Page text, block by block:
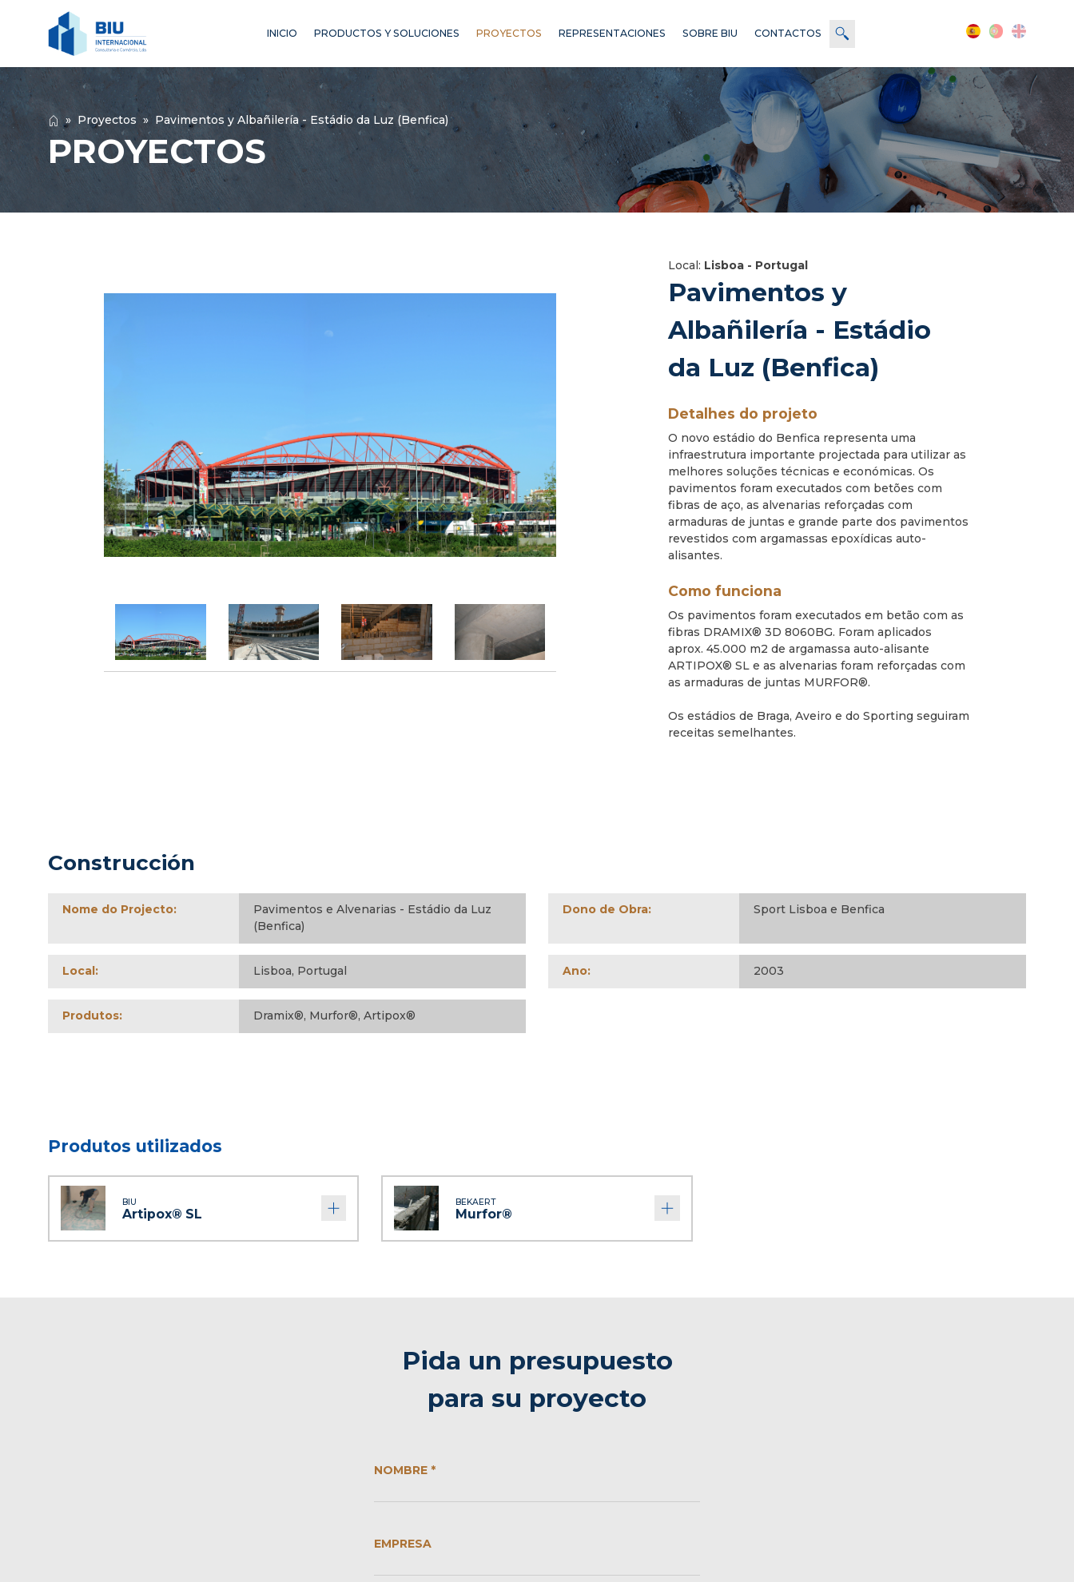
INICIO PRODUCTOS Y SOLUCIONES PROYECTOS REPRESENTACIONES SOBRE BIU CONTACTOS
» Proyectos » Pavimentos y Albañilería - Estádio da Luz (Benfica)
PROYECTOS
Local: Lisboa - Portugal
Pavimentos y
Albañilería - Estádio
da Luz (Benfica)
Detalhes do projeto
O novo estádio do Benfica representa uma
infraestrutura importante projectada para utilizar as
melhores soluções técnicas e económicas. Os
pavimentos foram executados com betões com
fibras de aço, as alvenarias reforçadas com
armaduras de juntas e grande parte dos pavimentos
revestidos com argamassas epoxídicas auto-
alisantes.
Como funciona
Os pavimentos foram executados em betão com as
fibras DRAMIX® 3D 8060BG. Foram aplicados
aprox. 45.000 m2 de argamassa auto-alisante
ARTIPOX® SL e as alvenarias foram reforçadas com
as armaduras de juntas MURFOR®.
Os estádios de Braga, Aveiro e do Sporting seguiram
receitas semelhantes.
Construcción
Nome do Projecto:
Pavimentos e Alvenarias - Estádio da Luz
(Benfica)
Dono de Obra: Sport Lisboa e Benfica
Local: Lisboa, Portugal Ano: 2003
Produtos: Dramix®, Murfor®, Artipox®
Produtos utilizados
BIU
Artipox® SL
BEKAERT
Murfor®
Pida un presupuesto
para su proyecto
NOMBRE *
EMPRESA